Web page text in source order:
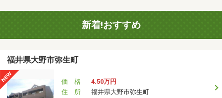
新着!おすすめ
福井県大野市弥生町
価 格
4.50万円
住 所
福井県大野市弥生町